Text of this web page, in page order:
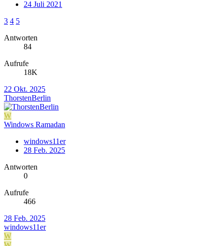
24 Juli 2021
3 4 5
Antworten
84
Aufrufe
18K
22 Okt. 2025
ThorstenBerlin
W
Windows Ramadan
windows11er
28 Feb. 2025
Antworten
0
Aufrufe
466
28 Feb. 2025
windows11er
W